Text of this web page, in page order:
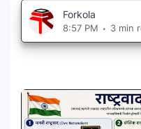
Pages
About
Privacy
Forkola
8:57 PM 3 min